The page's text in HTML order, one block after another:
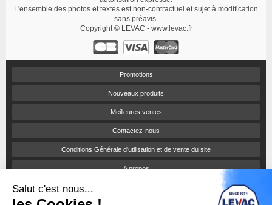
L'ensemble des photos et textes est non-contractuel et sujet à modification
sans préavis.
Copyright © LEVAC - www.levac.fr
Promotions
Nouveaux produits
Meilleures ventes
Contactez-nous
Conditions Générale d'utilisation et de vente du site
A propos
Salut c'est nous...